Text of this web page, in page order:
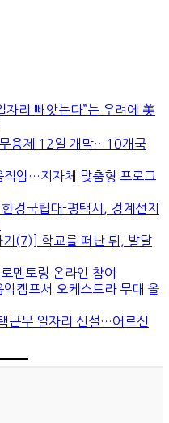
자리 빼앗는다”는 우려에 美
용제 12일 개막…10개국
직임…지자체 맞춤형 프로그
경국립대-평택시, 경계선지
기(7)] 학교를 떠난 뒤, 발달
멘토링 온라인 참여
캠프서 오케스트라 무대 올
근무 일자리 신설…어르신